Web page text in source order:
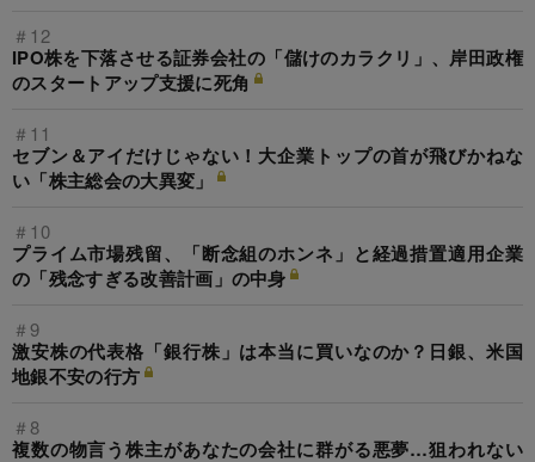
＃12
IPO株を下落させる証券会社の「儲けのカラクリ」、岸田政権
のスタートアップ支援に死角
＃11
セブン＆アイだけじゃない！大企業トップの首が飛びかねな
い「株主総会の大異変」
＃10
プライム市場残留、「断念組のホンネ」と経過措置適用企業
の「残念すぎる改善計画」の中身
＃9
激安株の代表格「銀行株」は本当に買いなのか？日銀、米国
地銀不安の行方
＃8
複数の物言う株主があなたの会社に群がる悪夢…狙われない